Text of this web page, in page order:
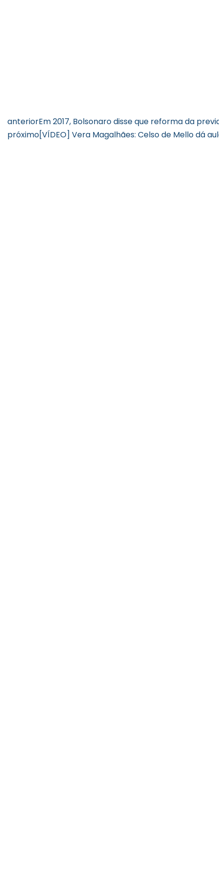
anteriorEm 2017, Bolsonaro disse que reforma da
próximo[VÍDEO] Vera Magalhães: Celso de Mello dá